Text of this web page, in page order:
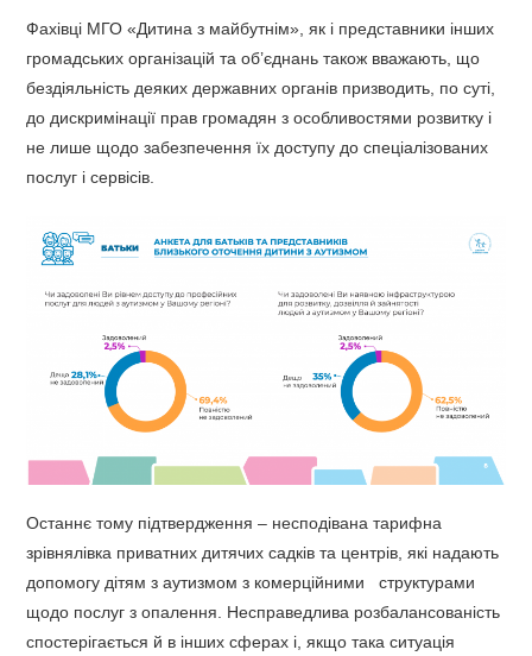
Фахівці МГО «Дитина з майбутнім», як і представники інших
громадських організацій та об’єднань також вважають, що
бездіяльність деяких державних органів призводить, по суті,
до дискримінації прав громадян з особливостями розвитку і
не лише щодо забезпечення їх доступу до спеціалізованих
послуг і сервісів.
Останнє тому підтвердження – несподівана тарифна
зрівнялівка приватних дитячих садків та центрів, які надають
допомогу дітям з аутизмом з комерційними структурами
щодо послуг з опалення. Несправедлива розбалансованість
спостерігається й в інших сферах і, якщо така ситуація